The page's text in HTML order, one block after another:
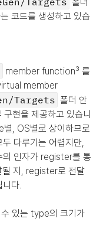
코드를 생성하고 있습
member function³ 를
member
Targets 폴더 안
현을 제공하고 있습니
, OS별로 상이하므로
다루기는 어렵지만,
의 인자가 register를 통
지, register로 전달
니다.
있는 type의 크기가